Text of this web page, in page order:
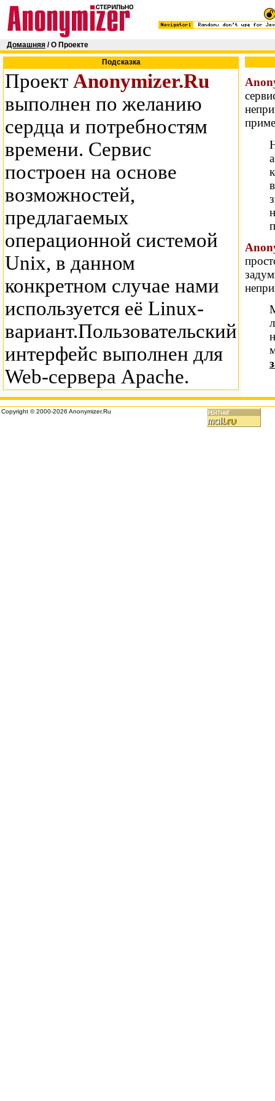
Домашняя / О Проекте
Подсказка
Проект Anonymizer.Ru
выполнен по желанию
сердца и потребностям
времени. Сервис
построен на основе
возможностей,
предлагаемых
операционной системой
Unix, в данном
конкретном случае нами
используется её Linux-
вариант.Пользовательский
интерфейс выполнен для
Web-сервера Apache.
Copyright © 2000-2026 Anonymizer.Ru